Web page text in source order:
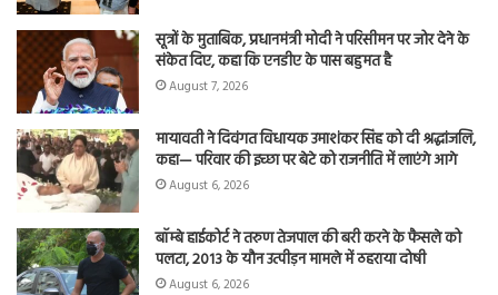
सूत्रों के मुताबिक, प्रधानमंत्री मोदी ने परिसीमन पर जोर देने के
संकेत दिए, कहा कि एनडीए के पास बहुमत है
August 7, 2026
मायावती ने दिवंगत विधायक उमाशंकर सिंह को दी श्रद्धांजलि,
कहा— परिवार की इच्छा पर बेटे को राजनीति में लाएंगे आगे
August 6, 2026
बॉम्बे हाईकोर्ट ने तरुण तेजपाल की बरी करने के फैसले को
पलटा, 2013 के यौन उत्पीड़न मामले में ठहराया दोषी
August 6, 2026